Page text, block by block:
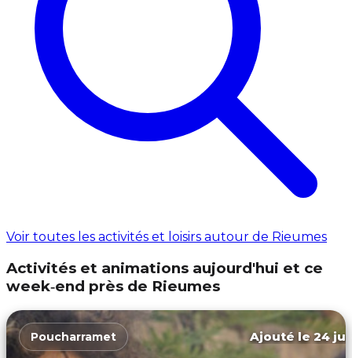
Voir toutes les activités et loisirs autour de Rieumes
Activités et animations aujourd'hui et ce
week‑end près de Rieumes
Poucharramet Ajouté le 24